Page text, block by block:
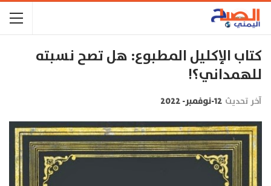
كتاب الإكليل المطبوع: هل تصح نسبته
للهمداني؟!
آخر تحديث 12-نوفمبر- 2022